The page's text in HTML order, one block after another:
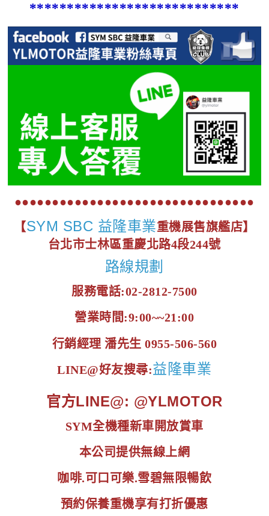
****************************
●●●●●●●●●●●●●●●●●●●●●●●●●●●●●●●●
【SYM SBC 益隆車業重機展售旗艦店】
台北市士林區重慶北路4段244號
路線規劃
服務電話:02-2812-7500
營業時間:9:00~~21:00
行銷經理 潘先生 0955-506-560
LINE@好友搜尋:益隆車業
官方LINE@: @YLMOTOR
SYM全機種新車開放賞車
本公司提供無線上網
咖啡.可口可樂.雪碧無限暢飲
預約保養重機享有打折優惠